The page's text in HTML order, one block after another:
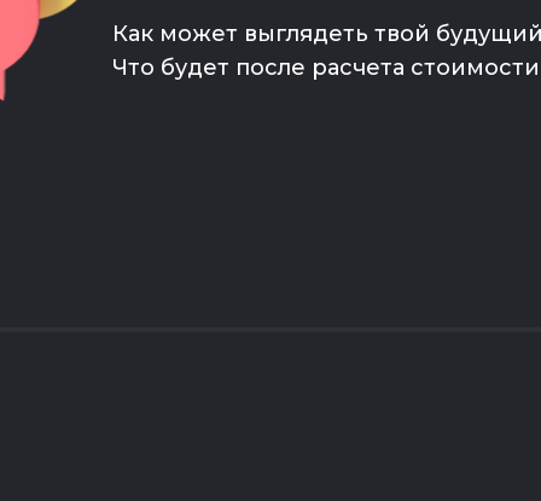
Как может выглядеть твой
Что будет после расчета